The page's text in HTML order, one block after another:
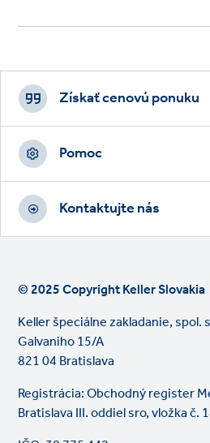
Footer
CTAs
Získať cenovú ponuku
Pomoc
Kontaktujte nás
© 2025 Copyright Keller Slovakia
Keller špeciálne zakladanie, spol.
Galvaniho 15/A
821 04 Bratislava
Registrácia: Obchodný register
Bratislava III. oddiel sro, vložka č.